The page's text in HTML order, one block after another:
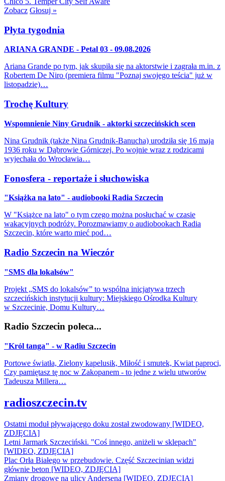
Zobacz Głosuj »
Płyta tygodnia
ARIANA GRANDE - Petal 03 - 09.08.2026
Ariana Grande po tym, jak skupiła się na aktorstwie i zagrała m.in. z
Robertem De Niro (premiera filmu "Poznaj swojego teścia" już w
listopadzie)…
Trochę Kultury
Wspomnienie Niny Grudnik - aktorki szczecińskich scen
Nina Grudnik (także Nina Grudnik-Banucha) urodziła się 16 maja
1936 roku w Dąbrowie Górniczej. Po wojnie wraz z rodzicami
wyjechała do Wrocławia…
Fonosfera - reportaże i słuchowiska
"Książka na lato" - audiobooki Radia Szczecin
W "Książce na lato" o tym czego można posłuchać w czasie
wakacyjnych podróży. Porozmawiamy o audiobookach Radia
Szczecin, które warto mieć pod…
Radio Szczecin na Wieczór
"SMS dla lokalsów"
Projekt „SMS do lokalsów” to wspólna inicjatywa trzech
szczecińskich instytucji kultury: Miejskiego Ośrodka Kultury
w Szczecinie, Domu Kultury…
Radio Szczecin poleca...
"Król tanga" - w Radiu Szczecin
Portowe światła, Zielony kapelusik, Miłość i smutek, Kwiat paproci,
Czy pamiętasz tę noc w Zakopanem - to jedne z wielu utworów
Tadeusza Millera…
radioszczecin.tv
Ostatni moduł pływającego doku został zwodowany [WIDEO,
ZDJĘCIA]
Letni Jarmark Szczeciński. "Coś innego, aniżeli w sklepach"
[WIDEO, ZDJĘCIA]
Plac Orła Białego w przebudowie. Część Szczecinian widzi
głównie beton [WIDEO, ZDJĘCIA]
Zmiany drogowe na ulicy Andersena [WIDEO, ZDJĘCIA]